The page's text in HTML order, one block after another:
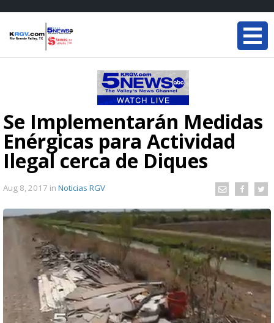
Se Implementarán Medidas
Enérgicas para Actividad
Ilegal cerca de Diques
Aug 8, 2017 in Noticias RGV